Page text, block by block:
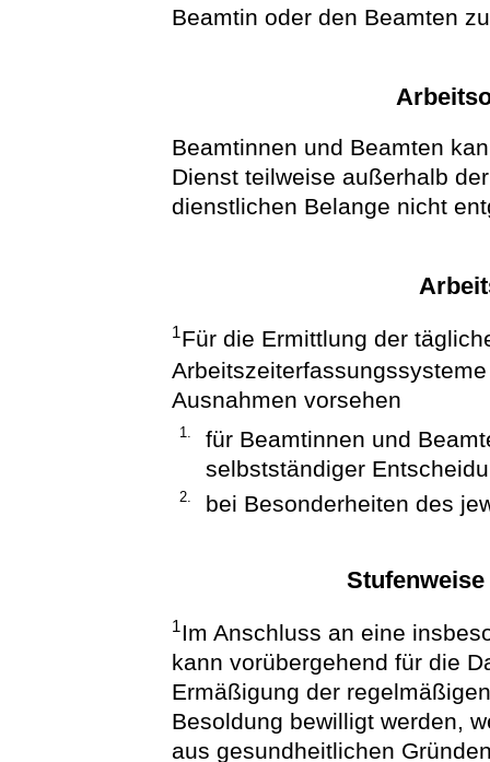
Beamtin oder den Beamten
Beamtinnen und Beamten
Dienst teilweise außerhalb
dienstlichen Belange nicht
1Für die Ermittlung der
Ausnahmen vorsehen
1.
für Beamtinnen und
selbstständiger
2. bei Besonderheiten des
1 Im Anschluss an eine
kann vorübergehend für die
Ermäßigung der
Besoldung bewilligt werden,
aus gesundheitlichen